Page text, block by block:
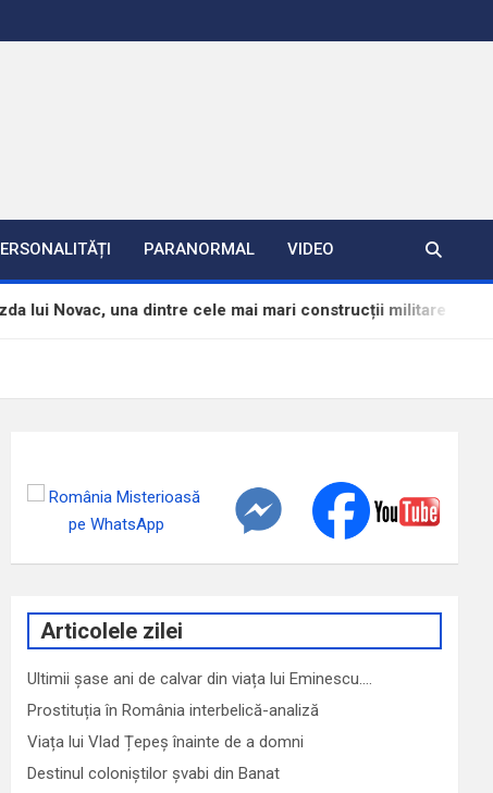
PARANORMAL VIDEO
Novac, una dintre cele mai mari construcții militare
Articolele zilei
Ultimii șase ani de calvar din viața lui Eminescu.…
Prostituția în România interbelică-analiză
Viața lui Vlad Țepeș înainte de a domni
Destinul coloniștilor șvabi din Banat